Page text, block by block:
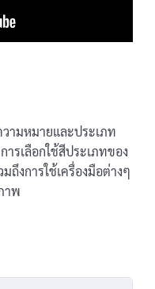
ามหมายและประเภท
รเลือกใช้สีประเภทของ
ถึงการใช้เครื่องมือต่างๆ
าพ